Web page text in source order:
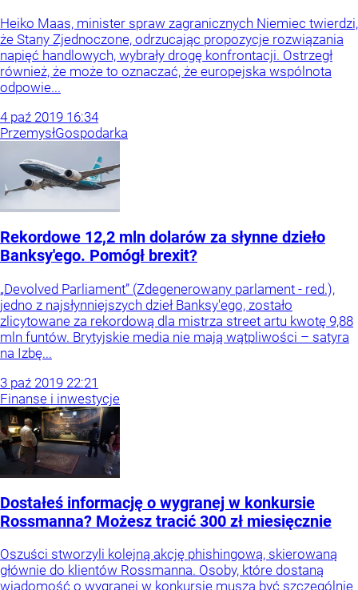
Heiko Maas, minister spraw zagranicznych Niemiec twierdzi,
że Stany Zjednoczone, odrzucając propozycje rozwiązania
napięć handlowych, wybrały drogę konfrontacji. Ostrzegł
również, że może to oznaczać, że europejska wspólnota
odpowie...
4 paź 2019 16:34
PrzemysłGospodarka
Rekordowe 12,2 mln dolarów za słynne dzieło
Banksy'ego. Pomógł brexit?
„Devolved Parliament” (Zdegenerowany parlament - red.),
jedno z najsłynniejszych dzieł Banksy'ego, zostało
zlicytowane za rekordową dla mistrza street artu kwotę 9,88
mln funtów. Brytyjskie media nie mają wątpliwości – satyra
na Izbę...
3 paź 2019 22:21
Finanse i inwestycje
Dostałeś informację o wygranej w konkursie
Rossmanna? Możesz tracić 300 zł miesięcznie
Oszuści stworzyli kolejną akcję phishingową, skierowaną
głównie do klientów Rossmanna. Osoby, które dostaną
wiadomość o wygranej w konkursie muszą być szczególnie